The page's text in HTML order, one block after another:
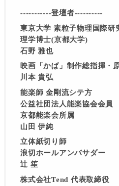
-----------登壇者----------
東京大学 素粒子物理国際研
理学博士(京都大学)
石野 雅也
映画「かば」制作総指揮・
川本 貴弘
能楽師 金剛流シテ方
公益社団法人能楽協会会員
京都能楽会所属
山田 伊純
立体紙切り師
浪切ホールアンバサダー
辻 笙
株式会社Tend 代表取締役